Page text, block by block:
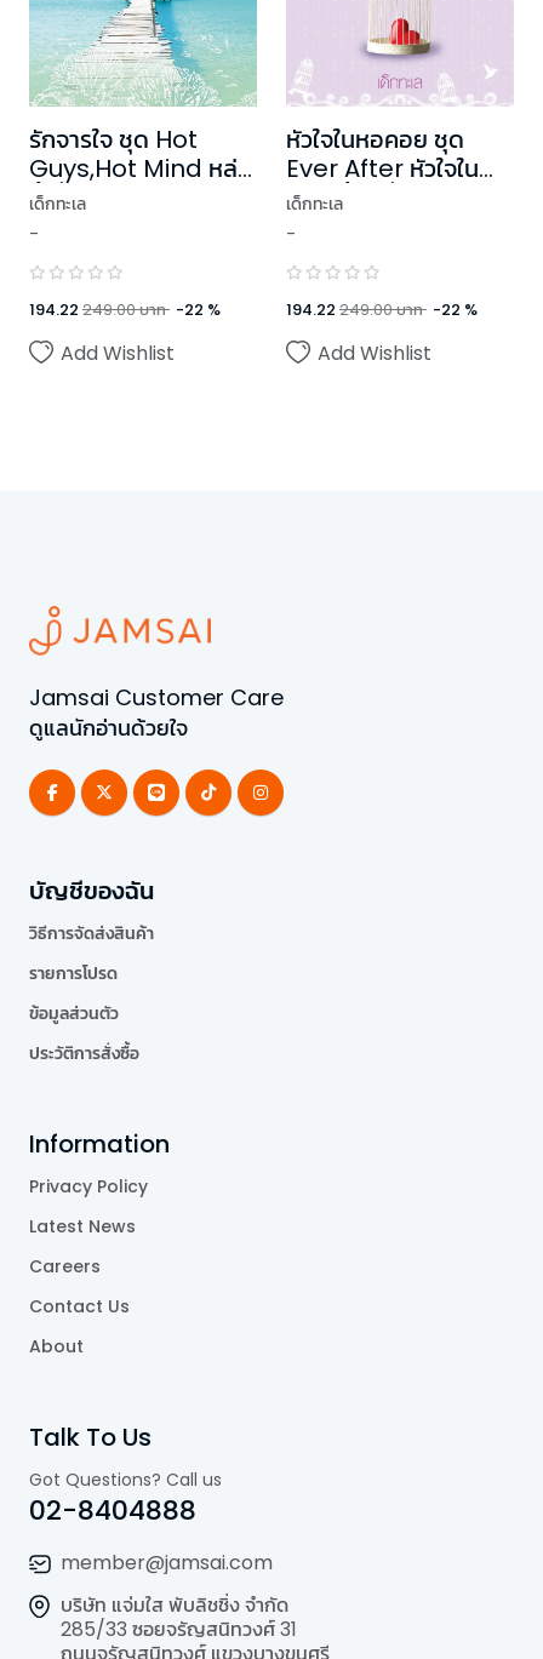
รักจารใจ ชุด Hot
Guys,Hot Mind หล่อ
นี้ ที่หัวใจ
เด็กทะเล
-
194.22 249.00บาท -22 %
Add Wishlist
หัวใจในหอคอย ชุด
Ever After หัวใจใน
กาลครั้งหนึ่ง
เด็กทะเล
-
194.22 249.00บาท -22 %
Add Wishlist
Jamsai Customer Care
ดูแลนักอ่านด้วยใจ
บัญชีของฉัน
วิธีการจัดส่งสินค้า
รายการโปรด
ข้อมูลส่วนตัว
ประวัติการสั่งซื้อ
Information
Privacy Policy
Latest News
Careers
Contact Us
About
Talk To Us
Got Questions? Call us
02-8404888
member@jamsai.com
บริษัท แจ่มใส พับลิชชิ่ง จำกัด
285/33 ซอยจรัญสนิทวงศ์ 31